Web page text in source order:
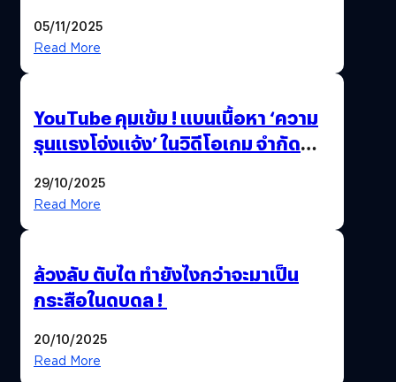
Thailand Game Show 2025 ทะลุ 15
05/11/2025
Read More
YouTube คุมเข้ม ! แบนเนื้อหา ‘ความ
รุนแรงโจ่งแจ้ง’ ในวิดีโอเกม จำกัด
29/10/2025
Read More
ล้วงลับ ตับไต ทำยังไงกว่าจะมาเป็น
กระสือในดบดล !
20/10/2025
Read More